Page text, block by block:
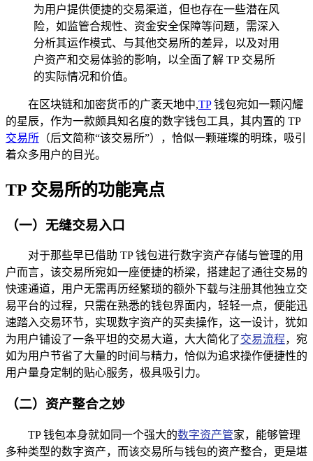
为用户提供便捷的交易渠道，但也存在一些潜在风
险，如监管合规性、资金安全保障等问题，需深入
分析其运作模式、与其他交易所的差异，以及对用
户资产和交易体验的影响，以全面了解 TP 交易所
的实际情况和价值。
在区块链和加密货币的广袤天地中,TP钱包宛如一颗闪耀
的星辰，作为一款颇具知名度的数字钱包工具，其内置的 TP
交易所 （后文简称“该交易所”），恰似一颗璀璨的明珠，吸引
着众多用户的目光。
TP 交易所的功能亮点
（一）无缝交易入口
对于那些早已借助 TP 钱包进行数字资产存储与管理的用
户而言，该交易所宛如一座便捷的桥梁，搭建起了通往交易的
快速通道，用户无需再历经繁琐的额外下载与注册其他独立交
易平台的过程，只需在熟悉的钱包界面内，轻轻一点，便能迅
速踏入交易环节，实现数字资产的买卖操作，这一设计，犹如
为用户铺设了一条平坦的交易大道，大大简化了交易流程，宛
如为用户节省了大量的时间与精力，恰似为追求操作便捷性的
用户量身定制的贴心服务，极具吸引力。
（二）资产整合之妙
TP 钱包本身就如同一个强大的数字资产管家，能够管理
多种类型的数字资产，而该交易所与钱包的资产整合，更是堪